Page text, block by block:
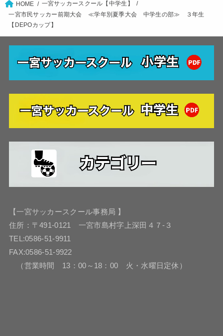
HOME
一宮サッカースクール【中学生】
一宮市民サッカー前期大会 ≪学年別夏季大会 中学生の部≫ ３年生
【DEPOカップ】
【一宮サッカースクール事務局 】
住所：〒491-0121 一宮市島村字上深田４７-３
TEL:0586-51-9911
FAX:0586-51-9922
（営業時間 13：00～18：00 火・水曜日定休）